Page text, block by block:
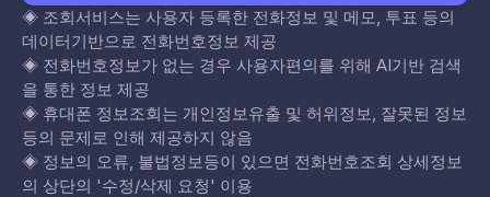
◈ 조회서비스는 사용자 등록한 전화정보 및 메모, 투표 등의
데이터기반으로 전화번호정보 제공
◈ 전화번호정보가 없는 경우 사용자편의를 위해 AI기반 검색
을 통한 정보 제공
◈ 휴대폰 정보조회는 개인정보유출 및 허위정보, 잘못된 정보
등의 문제로 인해 제공하지 않음
◈ 정보의 오류, 불법정보등이 있으면 전화번호조회 상세정보
의 상단의 '수정/삭제 요청' 이용